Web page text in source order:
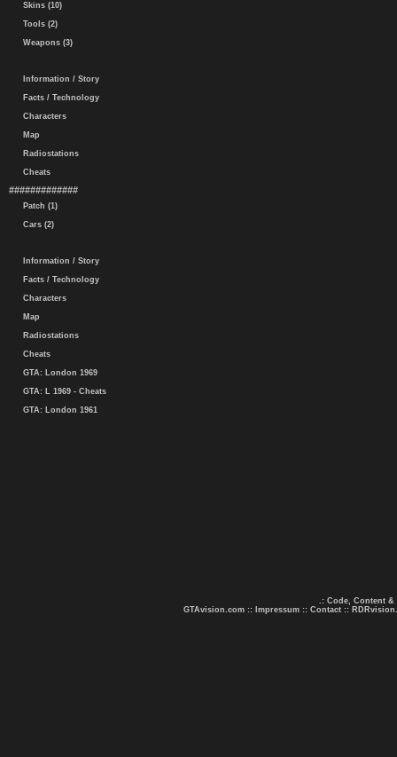
Skins (10)
Tools (2)
Weapons (3)
Information / Story
Facts / Technology
Characters
Map
Radiostations
Cheats
#############
Patch (1)
Cars (2)
Information / Story
Facts / Technology
Characters
Map
Radiostations
Cheats
GTA: London 1969
GTA: L 1969 - Cheats
GTA: London 1961
.: Code, Content &
GTAvision.com :: Impressum :: Contact ::